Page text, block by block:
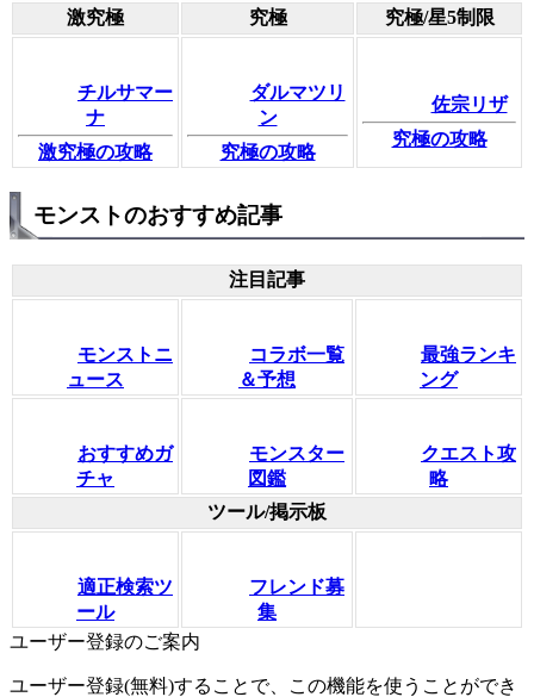
激究極
究極 究極/星5制限
チルサマー
ナ
激究極の攻略
ダルマツリ
ン
究極の攻略
佐宗リザ
究極の攻略
モンストのおすすめ記事
注目記事
モンストニ
ュース
コラボ一覧
＆予想
最強ランキ
ング
おすすめガ
チャ
モンスター
図鑑
クエスト攻
略
ツール/掲示板
適正検索ツ
ール
フレンド募
集
ユーザー登録のご案内
ユーザー登録(無料)することで、この機能を使うことができ